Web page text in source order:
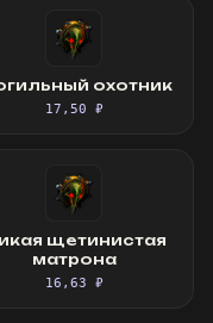
охотник
17,50 ₽
щетинистая
матрона
16,63 ₽